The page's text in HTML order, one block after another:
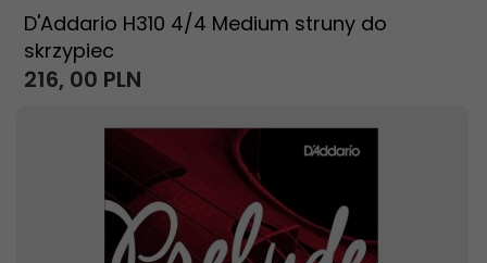
D'Addario H310 4/4 Medium struny do
skrzypiec
216, 00 PLN